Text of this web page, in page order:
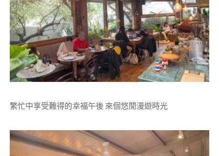
繁忙中享受難得的幸福午後 來個悠閒漫遊時光